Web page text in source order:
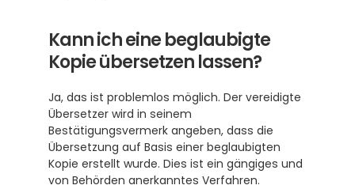
Kann ich eine beglaubigte
Kopie übersetzen lassen?
Ja, das ist problemlos möglich. Der vereidigte
Übersetzer wird in seinem
Bestätigungsvermerk angeben, dass die
Übersetzung auf Basis einer beglaubigten
Kopie erstellt wurde. Dies ist ein gängiges und
von Behörden anerkanntes Verfahren.